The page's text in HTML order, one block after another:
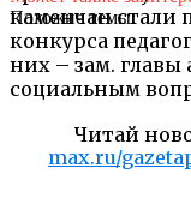
каменчан стали
конкурса
них – зам. главы
социальным
Читай
max.ru/
Похожие темы: